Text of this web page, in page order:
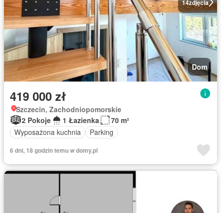
14zdjęcia
Dom
419 000 zł
Szczecin, Zachodniopomorskie
2 Pokoje
1 Łazienka
70 m²
Wyposażona kuchnia
Parking
6 dni, 18 godzin temu w domy.pl